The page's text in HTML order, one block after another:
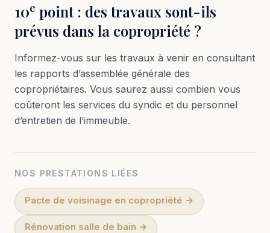
10e point : des travaux sont-ils
prévus dans la copropriété ?
Informez-vous sur les travaux à venir en consultant
les rapports d’assemblée générale des
copropriétaires. Vous saurez aussi combien vous
coûteront les services du syndic et du personnel
d’entretien de l’immeuble.
NOS PRESTATIONS LIÉES
Pacte de voisinage en copropriété →
Rénovation salle de bain →